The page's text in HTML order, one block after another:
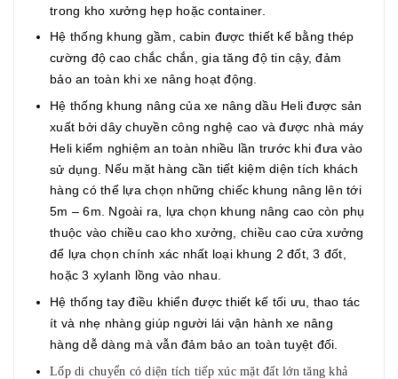
trong kho xưởng hẹp hoặc container.
Hệ thống khung gầm, cabin được thiết kế bằng thép
cường độ cao chắc chắn, gia tăng độ tin cậy, đảm
bảo an toàn khi xe nâng hoạt động.
Hệ thống khung nâng của xe nâng dầu Heli được sản
xuất bởi dây chuyền công nghệ cao và được nhà máy
Heli kiểm nghiệm an toàn nhiều lần trước khi đưa vào
sử dụng. Nếu mặt hàng cần tiết kiệm diện tích khách
hàng có thể lựa chọn những chiếc khung nâng lên tới
5m – 6m. Ngoài ra, lựa chọn khung nâng cao còn phụ
thuộc vào chiều cao kho xưởng, chiều cao cửa xưởng
để lựa chọn chính xác nhất loại khung 2 đốt, 3 đốt,
hoặc 3 xylanh lồng vào nhau.
Hệ thống tay điều khiển được thiết kế tối ưu, thao tác
ít và nhẹ nhàng giúp người lái vận hành xe nâng
hàng dễ dàng mà vẫn đảm bảo an toàn tuyệt đối.
Lốp di chuyển có diện tích tiếp xúc mặt đất lớn tăng khả